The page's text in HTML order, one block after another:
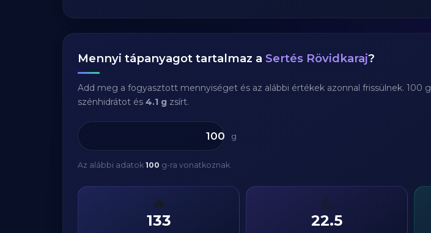
Mennyi tápanyagot tartalmaz a Sertés Rövidkaraj?
Add meg a fogyasztott mennyiséget és az alábbi értékek azonnal frissülnek. 100 g
szénhidrátot és 4.1 g zsírt.
g
Az alábbi adatok 100 g-ra vonatkoznak.
🔥
133
💪
22.5